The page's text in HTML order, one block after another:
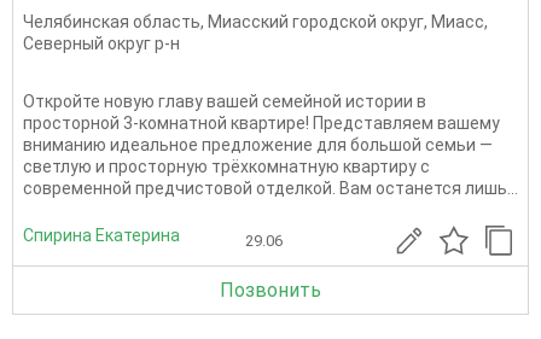
Челябинская область, Миасский городской округ, Миасс,
Северный округ р-н
Откройте новую главу вашей семейной истории в
просторной 3-комнатной квартире! Представляем вашему
вниманию идеальное предложение для большой семьи —
светлую и просторную трёхкомнатную квартиру с
современной предчистовой отделкой. Вам останется лишь...
Спирина Екатерина 29.06
Позвонить